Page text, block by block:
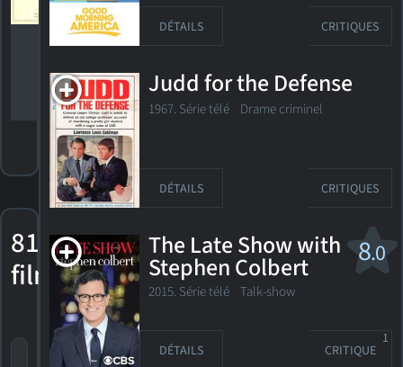
Golden
film
musical ou
comédie
81
films
trier par titre par cote date de sortie
DÉTAILS CRITIQUES
Judd for the Defense
1967. Série télé Drame criminel
DÉTAILS CRITIQUES
8.0
The Late Show with
Stephen Colbert
2015. Série télé Talk-show
DÉTAILS CRITIQUE
1